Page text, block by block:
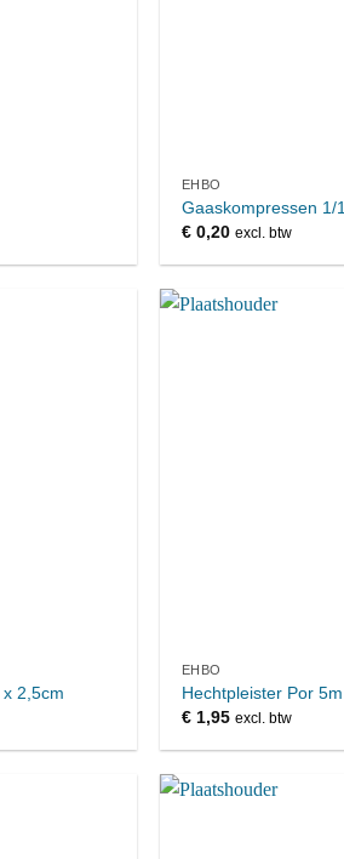
EHBO
Gaaskompressen 1/
€0,20 excl. btw
2,5cm
EHBO
Hechtpleister Por
€1,95 excl. btw